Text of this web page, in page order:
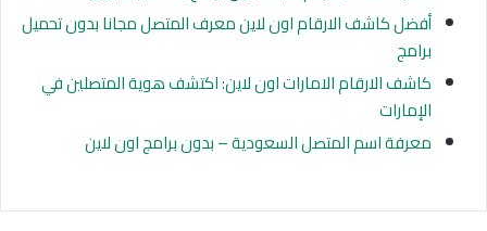
أفضل كاشف الارقام اون لاين معرف المتصل مجانا بدون تحميل
برامج
كاشف الارقام الامارات اون لاين: اكتشف هوية المتصلين في
الإمارات
معرفة اسم المتصل السعودية – بدون برامج اون لاين